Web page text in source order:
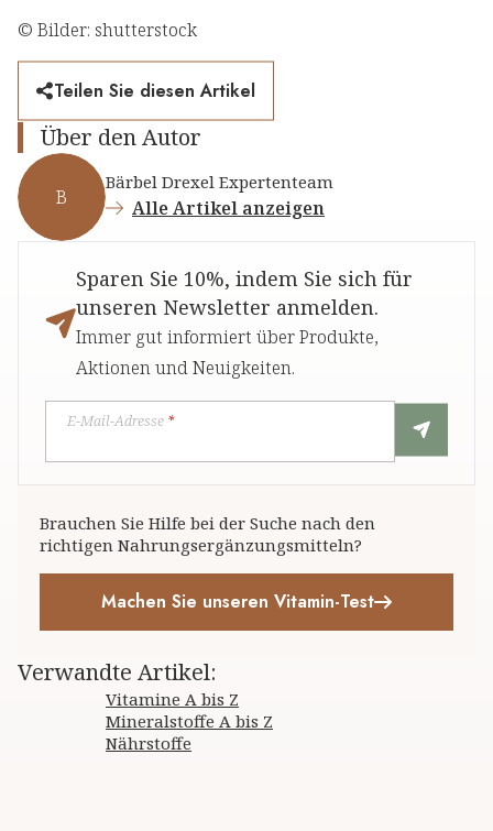
© Bilder: shutterstock
Teilen Sie diesen Artikel
Über den Autor
B
Bärbel Drexel Expertenteam
Alle Artikel anzeigen
Sparen Sie 10%, indem Sie sich für
unseren Newsletter anmelden.
Immer gut informiert über Produkte,
Aktionen und Neuigkeiten.
E-Mail-Adresse *
Brauchen Sie Hilfe bei der Suche nach den
richtigen Nahrungsergänzungsmitteln?
Machen Sie unseren Vitamin-Test
Verwandte Artikel:
Vitamine A bis Z
Mineralstoffe A bis Z
Nährstoffe